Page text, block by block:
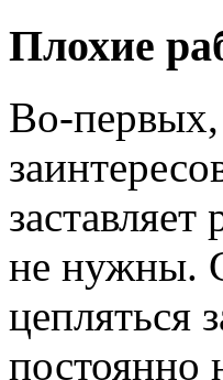
Плохие
Во-
не нужны.
цепляться
постоянно